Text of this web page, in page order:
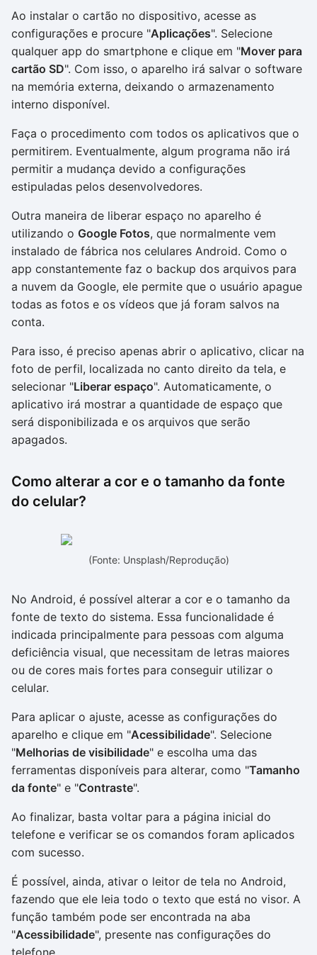
Ao instalar o cartão no dispositivo, acesse as
configurações e procure "Aplicações". Selecione
qualquer app do smartphone e clique em "Mover para
cartão SD". Com isso, o aparelho irá salvar o software
na memória externa, deixando o armazenamento
interno disponível.
Faça o procedimento com todos os aplicativos que o
permitirem. Eventualmente, algum programa não irá
permitir a mudança devido a configurações
estipuladas pelos desenvolvedores.
Outra maneira de liberar espaço no aparelho é
utilizando o Google Fotos, que normalmente vem
instalado de fábrica nos celulares Android. Como o
app constantemente faz o backup dos arquivos para
a nuvem da Google, ele permite que o usuário apague
todas as fotos e os vídeos que já foram salvos na
conta.
Para isso, é preciso apenas abrir o aplicativo, clicar na
foto de perfil, localizada no canto direito da tela, e
selecionar "Liberar espaço". Automaticamente, o
aplicativo irá mostrar a quantidade de espaço que
será disponibilizada e os arquivos que serão
apagados.
Como alterar a cor e o tamanho da fonte
do celular?
(Fonte: Unsplash/Reprodução)
No Android, é possível alterar a cor e o tamanho da
fonte de texto do sistema. Essa funcionalidade é
indicada principalmente para pessoas com alguma
deficiência visual, que necessitam de letras maiores
ou de cores mais fortes para conseguir utilizar o
celular.
Para aplicar o ajuste, acesse as configurações do
aparelho e clique em "Acessibilidade". Selecione
"Melhorias de visibilidade" e escolha uma das
ferramentas disponíveis para alterar, como "Tamanho
da fonte" e "Contraste".
Ao finalizar, basta voltar para a página inicial do
telefone e verificar se os comandos foram aplicados
com sucesso.
É possível, ainda, ativar o leitor de tela no Android,
fazendo que ele leia todo o texto que está no visor. A
função também pode ser encontrada na aba
"Acessibilidade", presente nas configurações do
telefone.